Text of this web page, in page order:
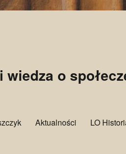
wiedza o
Aktualności LO